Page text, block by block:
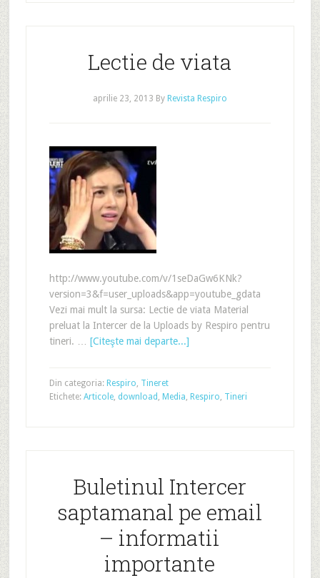
Lectie de viata
aprilie 23, 2013 By Revista Respiro
http://www.youtube.com/v/1seDaGw6KNk?
version=3&f=user_uploads&app=youtube_gdata
Vezi mai mult la sursa: Lectie de viata Material
preluat la Intercer de la Uploads by Respiro pentru
tineri. … [Citeşte mai departe...]
Din categoria: Respiro, Tineret
Etichete: Articole, download , Media, Respiro, Tineri
Buletinul Intercer
saptamanal pe email
– informatii
importante